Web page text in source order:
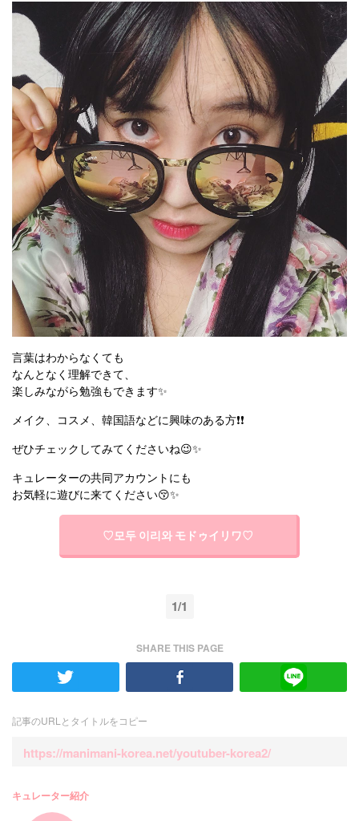
言葉はわからなくても
なんとなく理解できて、
楽しみながら勉強もできます✨
メイク、コスメ、韓国語などに興味のある方❗❗
ぜひチェックしてみてくださいね😉✨
キュレーターの共同アカウントにも
お気軽に遊びに来てください😚✨
♡모두 이리와 モドゥイリワ♡
1/1
SHARE THIS PAGE
記事のURLとタイトルをコピー
https://manimani-korea.net/youtuber-korea2/
キュレーター紹介